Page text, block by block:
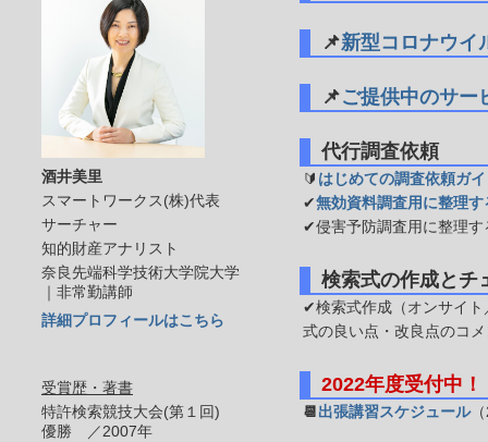
📌新型コロナウイ
📌ご提供中のサー
代行調査依頼
🔰 はじめての調査依頼ガ
✔無効資料調査用に整理
✔侵害予防調査用に整理す
検索式の作成とチ
✔検索式作成（オンサイト
式の良い点・改良点のコ
2022年度受付中！
📆 出張講習スケジュール
酒井美里
スマートワークス(株)代表
サーチャー
知的財産アナリスト
奈良先端科学技術大学院大学
｜非常勤講師
詳細プロフィールはこちら
受賞歴・著書
特許検索競技大会(第１回)
優勝 ／2007年